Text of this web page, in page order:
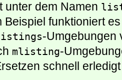
unter dem Namen
Beispiel funktioniert
-Umgebungen
mlisting-
schnell